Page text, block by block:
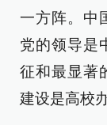
一方阵。中
党的领导是
征和最显著
建设是高校